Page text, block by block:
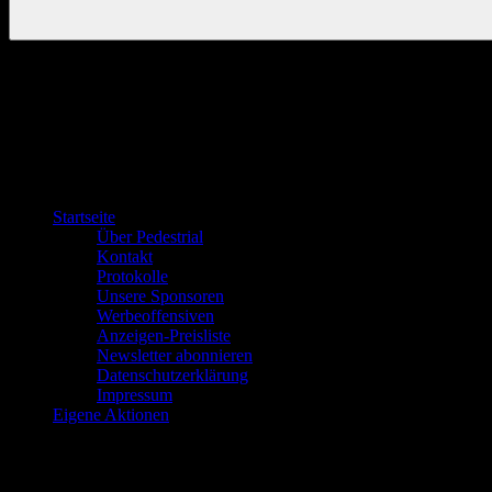
Startseite
Über Pedestrial
Kontakt
Protokolle
Unsere Sponsoren
Werbeoffensiven
Anzeigen-Preisliste
Newsletter abonnieren
Datenschutzerklärung
Impressum
Eigene Aktionen